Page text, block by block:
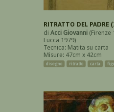
RITRATTO DEL PADRE
di Acci Giovanni (Firenze
Lucca 1979)
Tecnica: Matita su carta
Misure: 47cm x 42cm
disegno ritratto carta